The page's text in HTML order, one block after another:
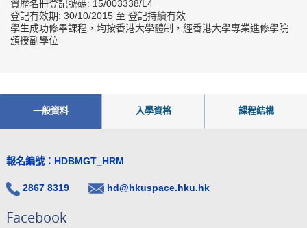
資歷名冊登記號碼: 15/003338/L4
登記有效期: 30/10/2015 至 登記持續有效
學生成功修畢課程，均按香港大學體制，經香港大學專業進修學院
頒授副學位
一般資料 入學資格 課程結構
報名編號：HDBMGT_HRM
2867 8319 hd@hkuspace.hku.hk
Facebook